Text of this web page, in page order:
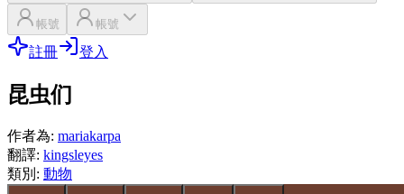
帳號 帳號
註冊 登入
昆虫们
作者為: mariakarpa
翻譯: kingsleyes
類別 : 動物